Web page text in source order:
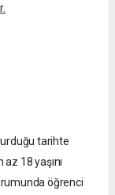
tarihte
az 18 yaşını
öğrenci